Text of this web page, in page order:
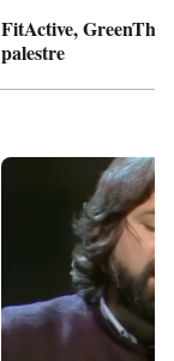
FitActive,
palestre